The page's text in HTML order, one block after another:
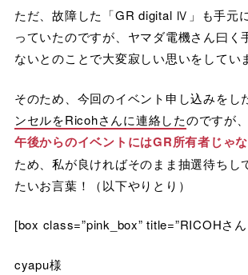
ただ、故障した「GR digital Ⅳ」も手元
っていたのですが、ヤマダ電機さん曰く
ないとのことで大変寂しい思いをしてい
そのため、今回のイベント申し込みをし
ンセルをRicohさんに連絡したのですが
午後からのイベントにはGR所有者じゃ
ため、私が良ければそのまま抽選待ちし
たいお言葉！（以下やりとり）
[box class=”pink_box” title=”RICOHさ
cyapu様